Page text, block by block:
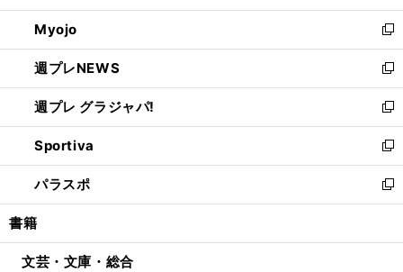
開
く
ウ
で
開
く
ン
ド
ウ
で
開
く
ウ
ィ
ン
ド
ウ
で
開
く
Myojo
新
し
い
ウ
ィ
ン
ド
ウ
で
開
週プレNEWS
新
し
い
ウ
ィ
ン
ド
ウ
開
週プレ グラジャパ!
新
し
い
ウ
ィ
ン
ウ
Sportiva
新
し
い
ウ
ン
パラスポ
新
し
ウ
書籍
文芸・文庫・総合